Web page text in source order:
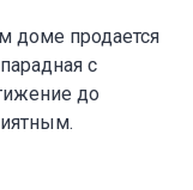
доме продается
с
до